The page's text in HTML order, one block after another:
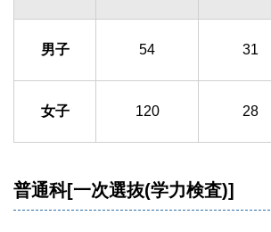
男子 54 31
女子 120 28
普通科[一次選抜(学力検査)]